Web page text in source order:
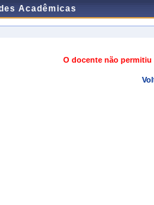
Acadêmicas
O docente não